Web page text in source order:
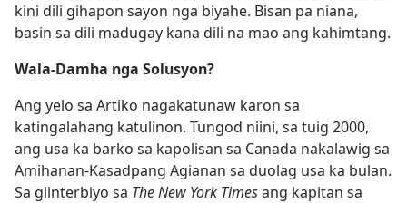
kini dili gihapon sayon nga biyahe. Bisan pa niana,
basin sa dili madugay kana dili na mao ang kahimtang.
Wala-Damha nga Solusyon?
Ang yelo sa Artiko nagakatunaw karon sa
katingalahang katulinon. Tungod niini, sa tuig 2000,
ang usa ka barko sa kapolisan sa Canada nakalawig sa
Amihanan-Kasadpang Agianan sa duolag usa ka bulan.
Sa giinterbiyo sa The New York Timesang kapitan sa